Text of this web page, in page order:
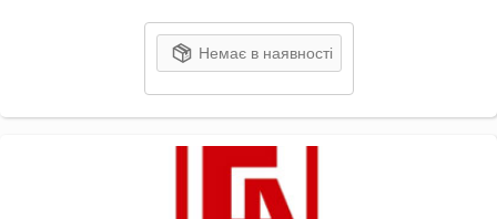
Немає в наявності